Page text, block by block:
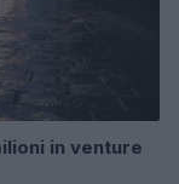
in venture